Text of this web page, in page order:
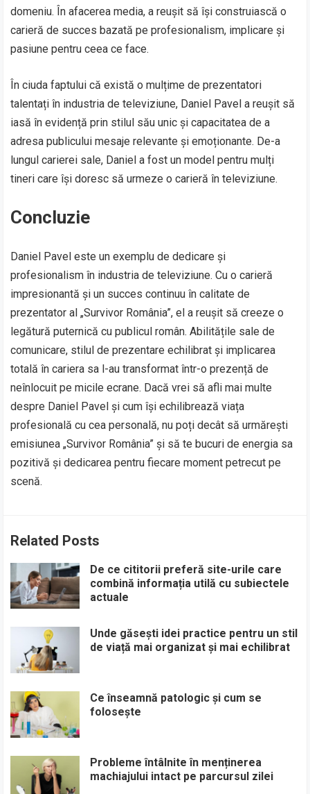
domeniu. În afacerea media, a reușit să își construiască o
carieră de succes bazată pe profesionalism, implicare și
pasiune pentru ceea ce face.
În ciuda faptului că există o mulțime de prezentatori
talentați în industria de televiziune, Daniel Pavel a reușit să
iasă în evidență prin stilul său unic și capacitatea de a
adresa publicului mesaje relevante și emoționante. De-a
lungul carierei sale, Daniel a fost un model pentru mulți
tineri care își doresc să urmeze o carieră în televiziune.
Concluzie
Daniel Pavel este un exemplu de dedicare și
profesionalism în industria de televiziune. Cu o carieră
impresionantă și un succes continuu în calitate de
prezentator al „Survivor România”, el a reușit să creeze o
legătură puternică cu publicul român. Abilitățile sale de
comunicare, stilul de prezentare echilibrat și implicarea
totală în cariera sa l-au transformat într-o prezență de
neînlocuit pe micile ecrane. Dacă vrei să afli mai multe
despre Daniel Pavel și cum își echilibrează viața
profesională cu cea personală, nu poți decât să urmărești
emisiunea „Survivor România” și să te bucuri de energia sa
pozitivă și dedicarea pentru fiecare moment petrecut pe
scenă.
Related Posts
De ce cititorii preferă site-urile care
combină informația utilă cu subiectele
actuale
Unde găsești idei practice pentru un stil
de viață mai organizat și mai echilibrat
Ce înseamnă patologic și cum se
folosește
Probleme întâlnite în menținerea
machiajului intact pe parcursul zilei